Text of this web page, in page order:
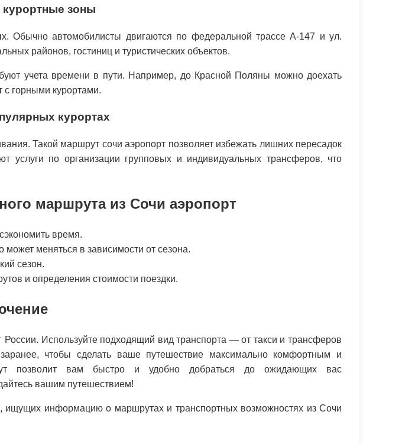
курортные зоны
Обычно автомобилисты двигаются по федеральной трассе А-147 и ул.
районов, гостиниц и туристических объектов.
учета времени в пути. Например, до Красной Поляны можно доехать
с горными курортами.
курортах
Такой маршрут сочи аэропорт позволяет избежать лишних пересадок
услуги по организации групповых и индивидуальных трансферов, что
маршрута из Сочи аэропорт
время.
может меняться в зависимости от сезона.
сезон.
и определения стоимости поездки.
Используйте подходящий вид транспорта — от такси и трансферов
чтобы сделать ваше путешествие максимально комфортным и
позволит вам быстро и удобно добраться до ожидающих вас
вашим путешествием!
ищущих информацию о маршрутах и транспортных возможностях из Сочи